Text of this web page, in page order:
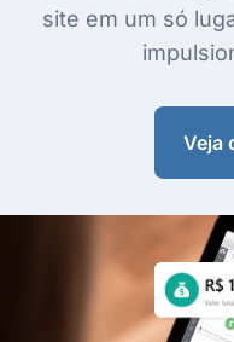
site em um só
Veja